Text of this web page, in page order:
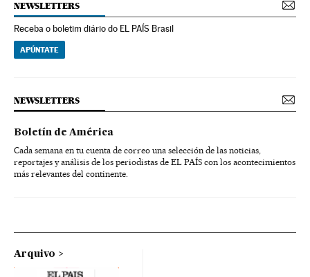
NEWSLETTERS
Receba o boletim diário do EL PAÍS Brasil
APÚNTATE
NEWSLETTERS
Boletín de América
Cada semana en tu cuenta de correo una selección de las noticias,
reportajes y análisis de los periodistas de EL PAÍS con los acontecimientos
más relevantes del continente.
Arquivo